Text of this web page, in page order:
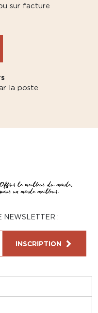
sur facture
la poste
NEWSLETTER :
INSCRIPTION